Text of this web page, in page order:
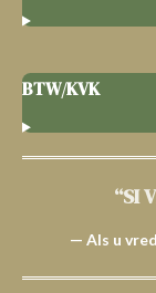
BTW/KVK
“SI
— Als u